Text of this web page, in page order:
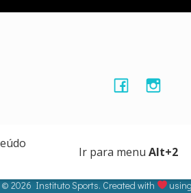
Ir para menu Alt+2
© 2026 Instituto Sports. Created with